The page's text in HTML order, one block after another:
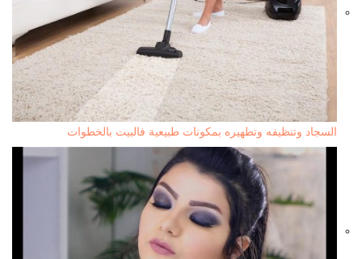
السجاد وتنظيفه وتطهيره بمكونات طبيعية فالبيت بالخطوات